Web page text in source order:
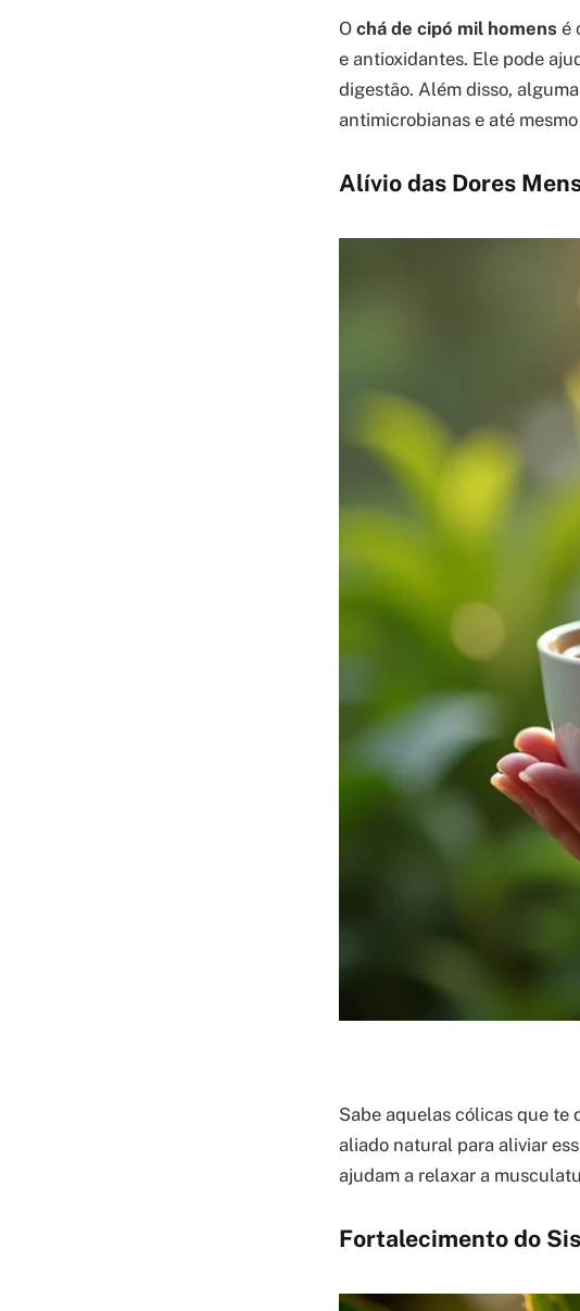
O chá de cipó mil homens é
e antioxidantes. Ele pode
digestão. Além disso,
antimicrobianas e até
Alívio das Dores
Sabe aquelas cólicas que te
aliado natural para aliviar
ajudam a relaxar a
Fortalecimento do